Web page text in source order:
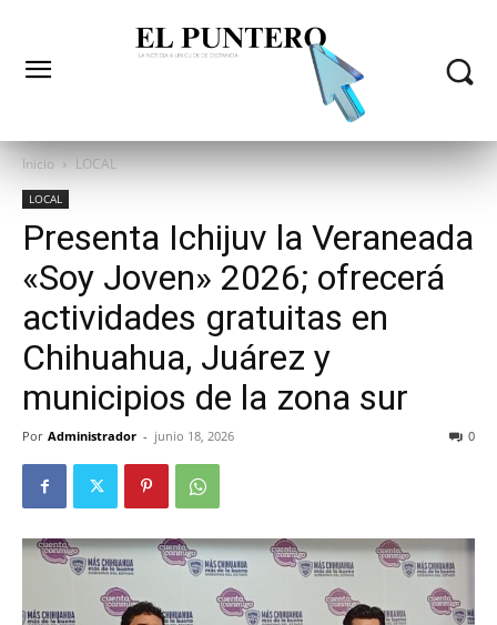
Inicio LOCAL
LOCAL
Presenta Ichijuv la Veraneada
«Soy Joven» 2026; ofrecerá
actividades gratuitas en
Chihuahua, Juárez y
municipios de la zona sur
Por Administrador - junio 18, 2026 0